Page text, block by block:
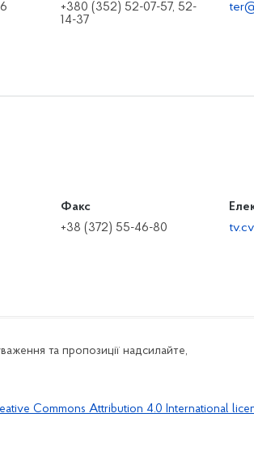
+380 (352) 52-07-57, 52-
14-37
Факс
+38 (372) 55-46-80
та пропозиції надсилайте,
Commons Attribution 4.0 International